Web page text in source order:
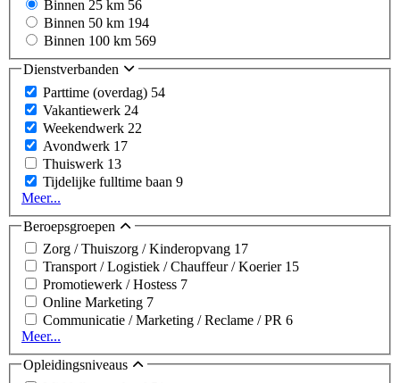
Binnen 25 km 56
Binnen 50 km 194
Binnen 100 km 569
Dienstverbanden
Parttime (overdag) 54
Vakantiewerk 24
Weekendwerk 22
Avondwerk 17
Thuiswerk 13
Tijdelijke fulltime baan 9
Meer...
Beroepsgroepen
Zorg / Thuiszorg / Kinderopvang 17
Transport / Logistiek / Chauffeur / Koerier 15
Promotiewerk / Hostess 7
Online Marketing 7
Communicatie / Marketing / Reclame / PR 6
Meer...
Opleidingsniveaus